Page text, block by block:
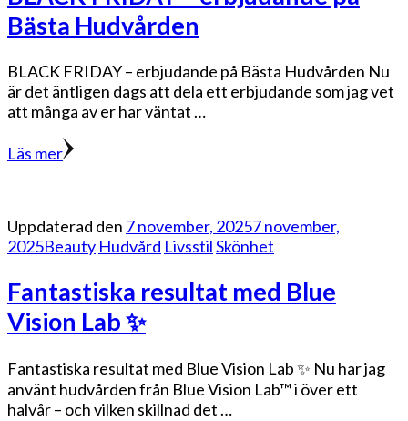
Bästa Hudvården
BLACK FRIDAY – erbjudande på Bästa Hudvården Nu
är det äntligen dags att dela ett erbjudande som jag vet
att många av er har väntat …
Läs mer
Uppdaterad den 7 november, 20257 november,
2025Beauty Hudvård LivsstilSkönhet
Fantastiska resultat med Blue
Vision Lab ✨
Fantastiska resultat med Blue Vision Lab ✨ Nu har jag
använt hudvården från Blue Vision Lab™ i över ett
halvår – och vilken skillnad det …